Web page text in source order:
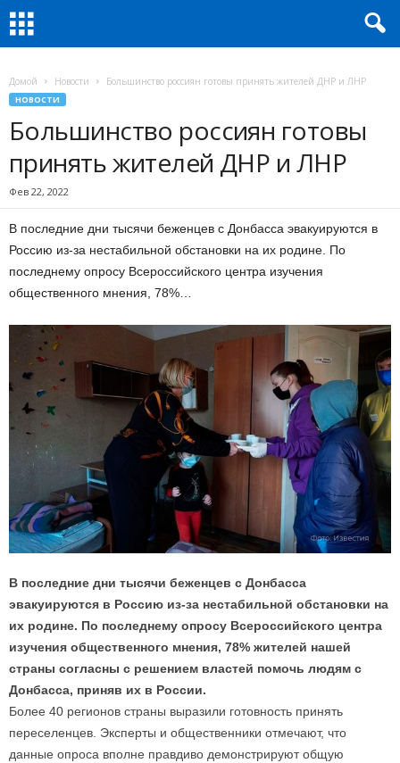
Домой Новости Большинство россиян готовы принять жителей ДНР и ЛНР
НОВОСТИ
Большинство россиян готовы
принять жителей ДНР и ЛНР
Фев 22, 2022
В последние дни тысячи беженцев с Донбасса эвакуируются в
Россию из-за нестабильной обстановки на их родине. По
последнему опросу Всероссийского центра изучения
общественного мнения, 78%…
В последние дни тысячи беженцев с Донбасса
эвакуируются в Россию из-за нестабильной обстановки на
их родине. По последнему опросу Всероссийского центра
изучения общественного мнения, 78% жителей нашей
страны согласны с решением властей помочь людям с
Донбасса, приняв их в России.
Более 40 регионов страны выразили готовность принять
переселенцев. Эксперты и общественники отмечают, что
данные опроса вполне правдиво демонстрируют общую